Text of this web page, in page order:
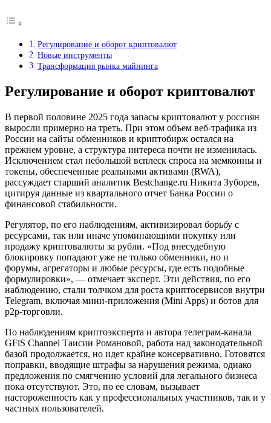
Регулирование и оборот криптовалют
Новые инструменты
Трансформация рынка майнинга
Регулирование и оборот криптовалют
В первой половине 2025 года запасы криптовалют у россиян
выросли примерно на треть. При этом объем веб-трафика из
России на сайты обменников и криптобирж остался на
прежнем уровне, а структура интереса почти не изменилась.
Исключением стал небольшой всплеск спроса на мемкоины и
токены, обеспеченные реальными активами (RWA),
рассуждает старший аналитик Bestchange.ru Никита Зуборев,
цитируя данные из квартального отчет Банка России о
финансовой стабильности.
Регулятор, по его наблюдениям, активизировал борьбу с
ресурсами, так или иначе упоминающими покупку или
продажу криптовалюты за рубли. «Под внесудебную
блокировку попадают уже не только обменники, но и
форумы, агрегаторы и любые ресурсы, где есть подобные
формулировки», — отмечает эксперт. Эти действия, по его
наблюдению, стали толчком для роста криптосервисов внутри
Telegram, включая мини-приложения (Mini Apps) и ботов для
p2p-торговли.
По наблюдениям криптоэксперта и автора телеграм-канала
GFiS Channel Таисии Романовой, работа над законодательной
базой продолжается, но идет крайне консервативно. Готовятся
поправки, вводящие штрафы за нарушения режима, однако
предложения по смягчению условий для легального бизнеса
пока отсутствуют. Это, по ее словам, вызывает
настороженность как у профессиональных участников, так и у
частных пользователей.